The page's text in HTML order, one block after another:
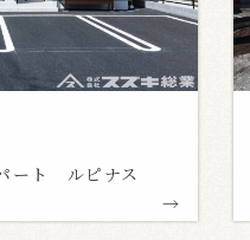
ート ルピナス